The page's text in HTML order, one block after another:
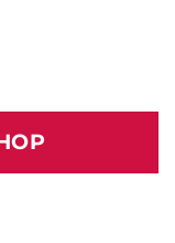
€.